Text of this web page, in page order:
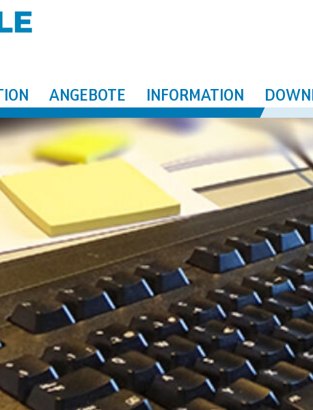
ANGEBOTE INFORMATION